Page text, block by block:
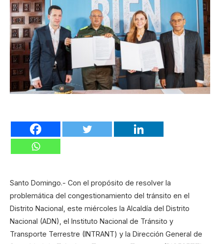
Santo Domingo.- Con el propósito de resolver la
problemática del congestionamiento del tránsito en el
Distrito Nacional, este miércoles la Alcaldía del Distrito
Nacional (ADN), el Instituto Nacional de Tránsito y
Transporte Terrestre (INTRANT) y la Dirección General de